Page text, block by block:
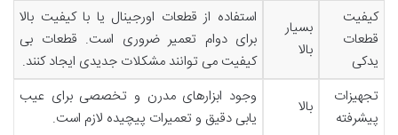
کیفیت
قطعات
یدکی
بسیار
بالا
استفاده از قطعات اورجینال یا با کیفیت بالا
برای دوام تعمیر ضروری است. قطعات بی
کیفیت می توانند مشکلات جدیدی ایجاد کنند.
تجهیزات
پیشرفته
بالا
وجود ابزارهای مدرن و تخصصی برای عیب
یابی دقیق و تعمیرات پیچیده لازم است.